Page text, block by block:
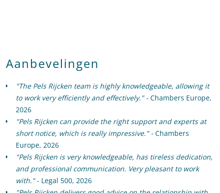
Aanbevelingen
"The Pels Rijcken team is highly knowledgeable, allowing it
to work very efficiently and effectively." - Chambers Europe,
2026
"Pels Rijcken can provide the right support and experts at
short notice, which is really impressive." - Chambers
Europe, 2026
"Pels Rijcken is very knowledgeable, has tireless dedication,
and professional communication. Very pleasant to work
with."- Legal 500, 2026